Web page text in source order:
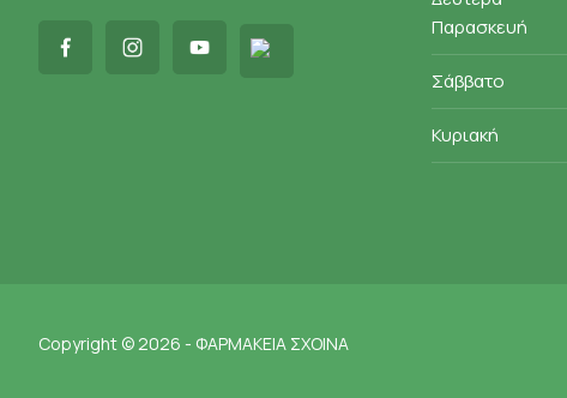
Παρασκευή
Σάββατο
Κυριακή
Copyright © 2026 - ΦΑΡΜΑΚΕΙΑ ΣΧΟΙΝΑ